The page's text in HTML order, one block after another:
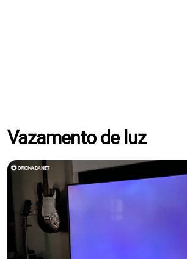
Vazamento de luz